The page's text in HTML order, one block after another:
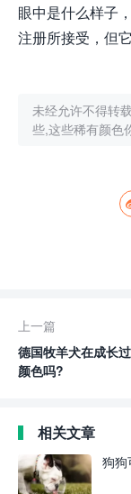
眼中是什么样子
注册所接受，但
未经允许不得转
些,这些稀有颜色
上一篇
德国牧羊犬在成长
颜色吗?
相关文章
狗狗